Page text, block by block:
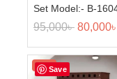
Set Model:- B-
95,000৳ 80,000৳
Save
Sale!